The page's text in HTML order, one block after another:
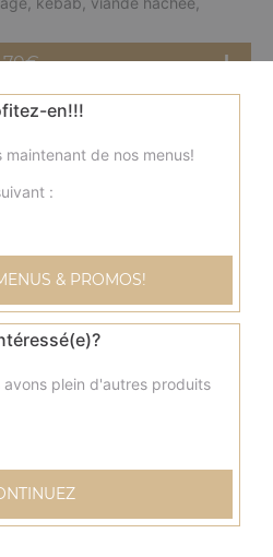
€
blanc de poulet, pommes
saumon, olives
€
en!!!
de nos menus!
:
& PROMOS!
plein d'autres produits